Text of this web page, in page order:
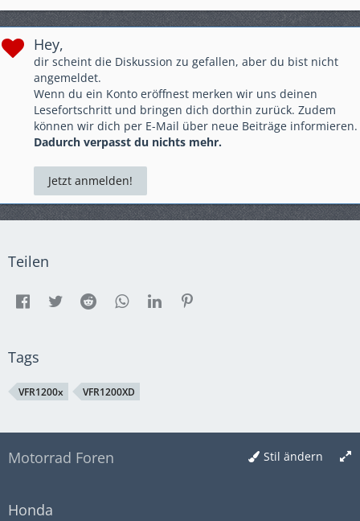
Hey,
dir scheint die Diskussion zu gefallen, aber du bist nicht
angemeldet.
Wenn du ein Konto eröffnest merken wir uns deinen
Lesefortschritt und bringen dich dorthin zurück. Zudem
können wir dich per E-Mail über neue Beiträge informieren.
Dadurch verpasst du nichts mehr.
Jetzt anmelden!
Teilen
Tags
VFR1200x VFR1200XD
Stil ändern
Motorrad Foren
Honda